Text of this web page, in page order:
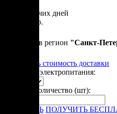
от 50 рабочих дней
1 580 000 р.
Привезем в регион "Санкт-
Рассчитать стоимость доставки
Варианты электропитания:
Укажите количество (шт):
ЗАКАЗАТЬ ПОЛУЧИТЬ